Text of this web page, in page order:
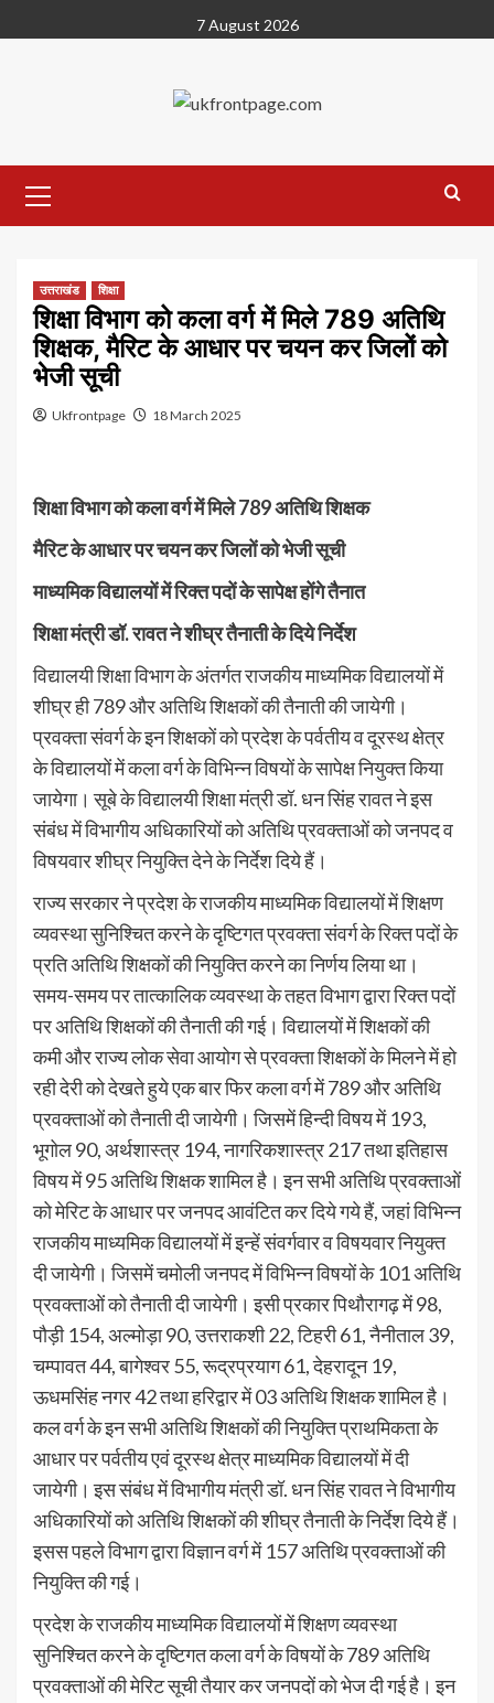
to
7 August 2026
Menu
उत्तराखंड शिक्षा
शिक्षा विभाग को कला वर्ग में मिले 789 अतिथि
शिक्षक, मैरिट के आधार पर चयन कर जिलों को
भेजी सूची
Ukfrontpage 18 March 2025
शिक्षा विभाग को कला वर्ग में मिले 789 अतिथि शिक्षक
मैरिट के आधार पर चयन कर जिलों को भेजी सूची
माध्यमिक विद्यालयों में रिक्त पदों के सापेक्ष होंगे तैनात
शिक्षा मंत्री डॉ. रावत ने शीघ्र तैनाती के दिये निर्देश
विद्यालयी शिक्षा विभाग के अंतर्गत राजकीय माध्यमिक विद्यालयों में
शीघ्र ही 789 और अतिथि शिक्षकों की तैनाती की जायेगी।
प्रवक्ता संवर्ग के इन शिक्षकों को प्रदेश के पर्वतीय व दूरस्थ क्षेत्र
के विद्यालयों में कला वर्ग के विभिन्न विषयों के सापेक्ष नियुक्त किया
जायेगा। सूबे के विद्यालयी शिक्षा मंत्री डॉ. धन सिंह रावत ने इस
संबंध में विभागीय अधिकारियों को अतिथि प्रवक्ताओं को जनपद व
विषयवार शीघ्र नियुक्ति देने के निर्देश दिये हैं।
राज्य सरकार ने प्रदेश के राजकीय माध्यमिक विद्यालयों में शिक्षण
व्यवस्था सुनिश्चित करने के दृष्टिगत प्रवक्ता संवर्ग के रिक्त पदों के
प्रति अतिथि शिक्षकों की नियुक्ति करने का निर्णय लिया था।
समय-समय पर तात्कालिक व्यवस्था के तहत विभाग द्वारा रिक्त पदों
पर अतिथि शिक्षकों की तैनाती की गई। विद्यालयों में शिक्षकों की
कमी और राज्य लोक सेवा आयोग से प्रवक्ता शिक्षकों के मिलने में हो
रही देरी को देखते हुये एक बार फिर कला वर्ग में 789 और अतिथि
प्रवक्ताओं को तैनाती दी जायेगी। जिसमें हिन्दी विषय में 193,
भूगोल 90, अर्थशास्त्र 194, नागरिकशास्त्र 217 तथा इतिहास
विषय में 95 अतिथि शिक्षक शामिल है। इन सभी अतिथि प्रवक्ताओं
को मेरिट के आधार पर जनपद आवंटित कर दिये गये हैं, जहां विभिन्न
राजकीय माध्यमिक विद्यालयों में इन्हें संवर्गवार व विषयवार नियुक्त
दी जायेगी। जिसमें चमोली जनपद में विभिन्न विषयों के 101 अतिथि
प्रवक्ताओं को तैनाती दी जायेगी। इसी प्रकार पिथौरागढ़ में 98,
पौड़ी 154, अल्मोड़ा 90, उत्तराकशी 22, टिहरी 61, नैनीताल 39,
चम्पावत 44, बागेश्वर 55, रूद्रप्रयाग 61, देहरादून 19,
ऊधमसिंह नगर 42 तथा हरिद्वार में 03 अतिथि शिक्षक शामिल है।
कल वर्ग के इन सभी अतिथि शिक्षकों की नियुक्ति प्राथमिकता के
आधार पर पर्वतीय एवं दूरस्थ क्षेत्र माध्यमिक विद्यालयों में दी
जायेगी। इस संबंध में विभागीय मंत्री डॉ. धन सिंह रावत ने विभागीय
अधिकारियों को अतिथि शिक्षकों की शीघ्र तैनाती के निर्देश दिये हैं।
इसस पहले विभाग द्वारा विज्ञान वर्ग में 157 अतिथि प्रवक्ताओं की
नियुक्ति की गई।
प्रदेश के राजकीय माध्यमिक विद्यालयों में शिक्षण व्यवस्था
सुनिश्चित करने के दृष्टिगत कला वर्ग के विषयों के 789 अतिथि
प्रवक्ताओं की मेरिट सूची तैयार कर जनपदों को भेज दी गई है। इन